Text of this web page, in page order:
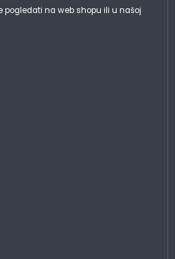
pogledati na web shopu ili u našoj